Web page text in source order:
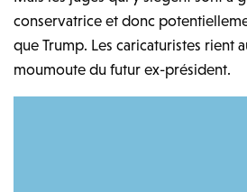
conservatrice et donc
que Trump. Les caricaturistes rient
moumoute du futur ex-président.